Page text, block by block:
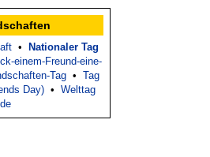
•
Nationaler Tag
einem-Freund-eine-
Tag• Tag
Day) • Welttag